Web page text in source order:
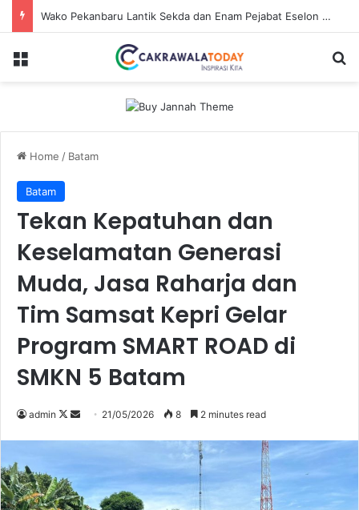
Wako Pekanbaru Lantik Sekda dan Enam Pejabat Eselon Lainnya
Menu
Home / Batam
Batam
Tekan Kepatuhan dan
Keselamatan Generasi
Muda, Jasa Raharja dan
Tim Samsat Kepri Gelar
Program SMART ROAD di
SMKN 5 Batam
admin
Follow
Send 21/05/2026 8 2 minutes read